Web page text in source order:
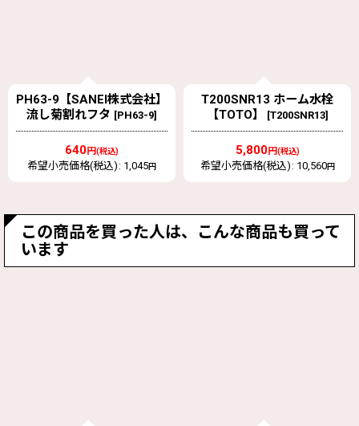
PH63-9【SANEI株式会社】
流し菊割れフタ [PH63-9]
640円(税込)
希望小売価格(税込) : 1,045円
T200SNR13 ホーム水栓
【TOTO】
[T200SNR13]
5,800円(税込)
希望小売価格(税込) : 10,560円
この商品を買った人は、こんな商品も買って
います